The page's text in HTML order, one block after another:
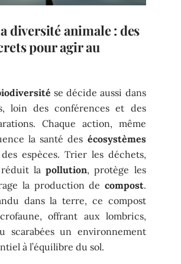
diversité animale : des
pour agir au
se décide aussi dans
loin des conférences et des
Chaque action, même
la santé des écosystèmes
espèces. Trier les déchets,
réduit lapollution, protège les
la production de compost.
dans la terre, ce compost
offrant aux lombrics,
scarabées un environnement
à l’équilibre du sol.